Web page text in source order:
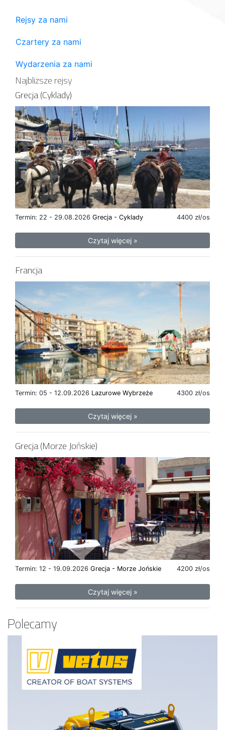
Rejsy za nami
Czartery za nami
Wydarzenia za nami
Najbliższe rejsy
Grecja (Cyklady)
Termin: 22 - 29.08.2026 4400 zł/os
Grecja - Cyklady
Czytaj więcej »
Francja
Termin: 05 - 12.09.2026 4300 zł/os
Lazurowe Wybrzeże
Czytaj więcej »
Grecja (Morze Jońskie)
Termin: 12 - 19.09.2026 4200 zł/os
Grecja - Morze Jońskie
Czytaj więcej »
Polecamy